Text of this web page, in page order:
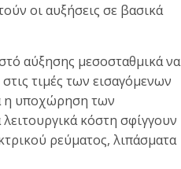
οι αυξήσεις σε βασικά
αύξησης μεσοσταθμικά να
τιμές των εισαγόμενων
η υποχώρηση των
κόστη σφίγγουν
ρεύματος, λιπάσματα